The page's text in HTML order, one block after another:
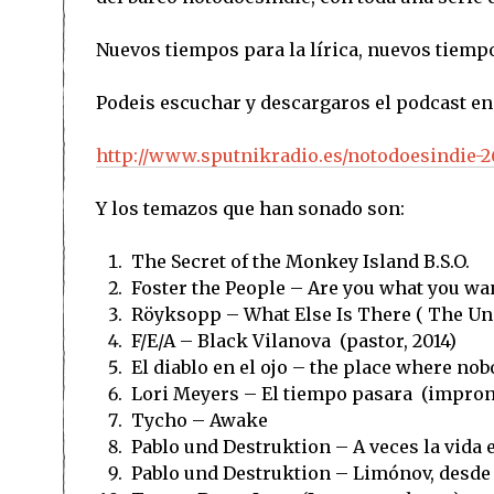
Nuevos tiempos para la lírica, nuevos
Podeis escuchar y descargaros el podcast
http://www.sputnikradio.es/notodoesindie-
Y los temazos que han sonado son:
The Secret of the Monkey Island B.S.O.
Foster the People – Are you what you
Röyksopp – What Else Is There ( The
F/E/A – Black Vilanova (pastor, 2014)
El diablo en el ojo – the place where
Lori Meyers – El tiempo pasara
Tycho – Awake
Pablo und Destruktion – A veces la
Pablo und Destruktion – Limónov,